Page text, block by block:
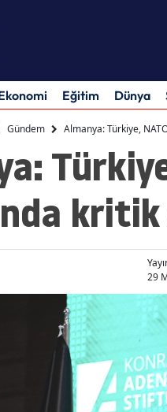
Eğitim Dünya
Gündem Almanya: Türkiye,
29